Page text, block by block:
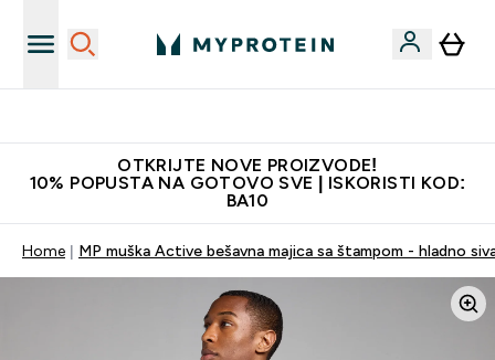
OTKRIJTE NOVE PROIZVODE!
10% POPUSTA NA GOTOVO SVE | ISKORISTI KOD:
BA10
Home MP muška Active bešavna majica sa štampom - hladno